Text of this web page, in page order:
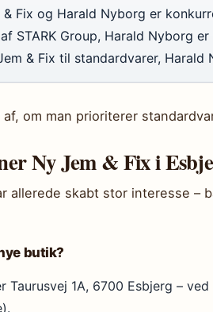
& Fix og Harald Nyborg er
STARK Group, Harald Nyborg
& Fix til standardvarer, Harald
om man prioriterer
Ny Jem & Fix i
allerede skabt stor interesse –
butik?
Taurusvej 1A, 6700 Esbjerg –